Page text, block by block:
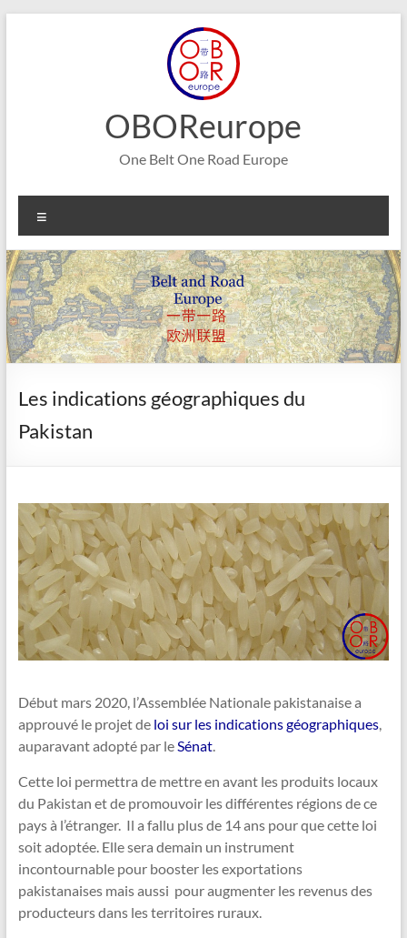
OBOReurope
One Belt One Road Europe
Les indications géographiques du
Pakistan
Début mars 2020, l’Assemblée Nationale pakistanaise a
approuvé le projet de loi sur les indications géographiques,
auparavant adopté par leSénat.
Cette loi permettra de mettre en avant les produits locaux
du Pakistan et de promouvoir les différentes régions de ce
pays à l’étranger. Il a fallu plus de 14 ans pour que cette loi
soit adoptée. Elle sera demain un instrument
incontournable pour booster les exportations
pakistanaises mais aussi pour augmenter les revenus des
producteurs dans les territoires ruraux.